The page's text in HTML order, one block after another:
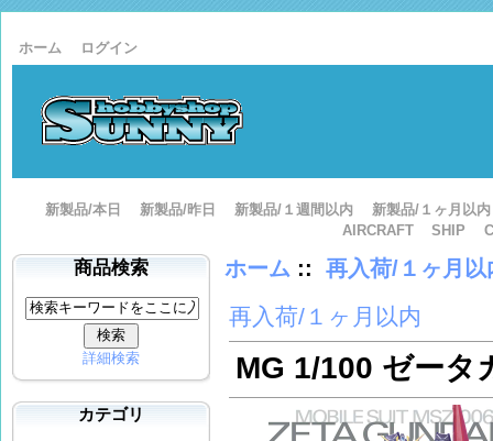
ホーム ログイン
新製品/本日 新製品/昨日 新製品/１週間以内
新製品/１ヶ月以内
AIRCRAFT
SHIP
商品検索
詳細検索
カテゴリ
ホーム ::再入荷/１ヶ月以
再入荷/１ヶ月以内
MG 1/100 ゼータ